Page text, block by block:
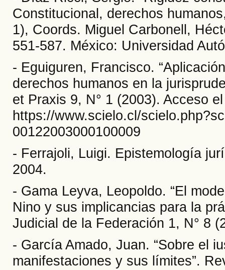
Constitucional, derechos
1), Coords. Miguel Carbonell,
551-587. México: Universidad
- Eguiguren, Francisco.
derechos humanos en la
et Praxis 9, N° 1 (2003). Acceso
https://www.scielo.cl/
00122003000100009
- Ferrajoli, Luigi. Epistemología
2004.
- Gama Leyva, Leopoldo. “El
Nino y sus implicancias para la
Judicial de la Federación 1, N° 8
- García Amado, Juan. “Sobre el
manifestaciones y sus límites”.